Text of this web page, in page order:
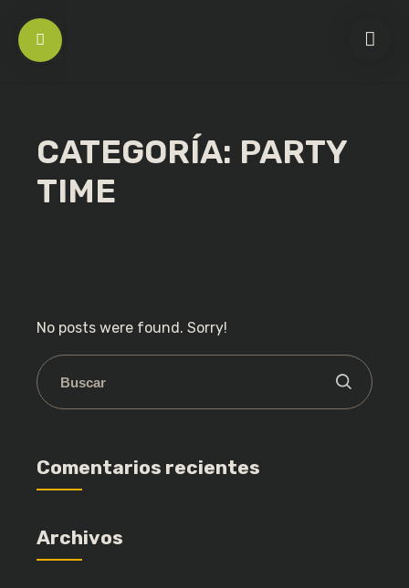
CATEGORÍA: PARTY
TIME
No posts were found. Sorry!
Comentarios recientes
Archivos